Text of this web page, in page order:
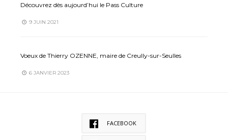
Découvrez dès aujourd’hui le Pass Culture
9 JUIN 2021
Voeux de Thierry OZENNE, maire de Creully-sur-Seulles
6 JANVIER 2023
FACEBOOK